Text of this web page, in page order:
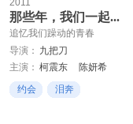
2011
那些年，我们一起...
追忆我们躁动的青春
导演： 九把刀
主演： 柯震东
陈妍希
郝邵文
敖犬
约会
泪奔